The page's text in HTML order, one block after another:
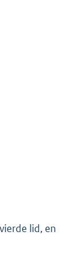
lid, en